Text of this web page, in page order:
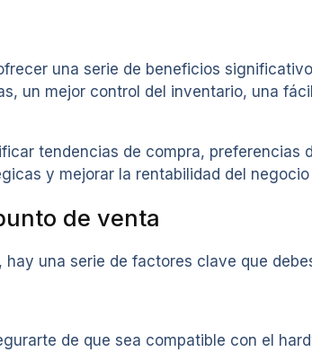
una serie de beneficios
un mejor control del inventario, una
tendencias de compra, preferencias
y mejorar la rentabilidad del
de venta
una serie de factores clave que
de que sea compatible con el